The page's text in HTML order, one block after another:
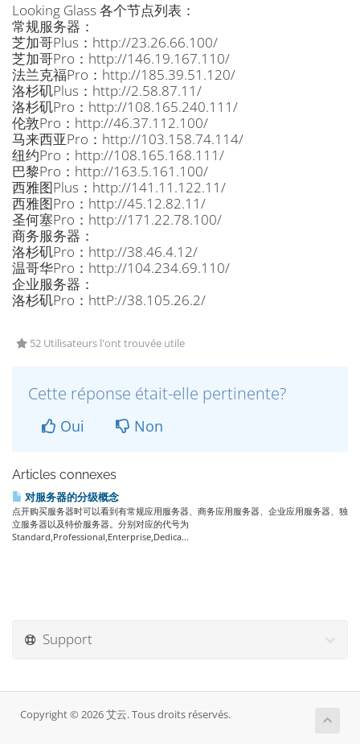
Looking Glass 各个节点列表：
常规服务器：
芝加哥Plus：http://23.26.66.100/
芝加哥Pro：http://146.19.167.110/
法兰克福Pro：http://185.39.51.120/
洛杉矶Plus：http://2.58.87.11/
洛杉矶Pro：http://108.165.240.111/
伦敦Pro：http://46.37.112.100/
马来西亚Pro：http://103.158.74.114/
纽约Pro：http://108.165.168.111/
巴黎Pro：http://163.5.161.100/
西雅图Plus：http://141.11.122.11/
西雅图Pro：http://45.12.82.11/
圣何塞Pro：http://171.22.78.100/
商务服务器：
洛杉矶Pro：http://38.46.4.12/
温哥华Pro：http://104.234.69.110/
企业服务器：
洛杉矶Pro：httP://38.105.26.2/
52 Utilisateurs l'ont trouvée utile
Cette réponse était-elle pertinente?
Oui Non
Articles connexes
对服务器的分级概念
点开购买服务器时可以看到有常规应用服务器、商务应用服务器、企业应用服务器、独
立服务器以及特价服务器。分别对应的代号为
Standard,Professional,Enterprise,Dedica...
Support
Copyright © 2026 艾云. Tous droits réservés.